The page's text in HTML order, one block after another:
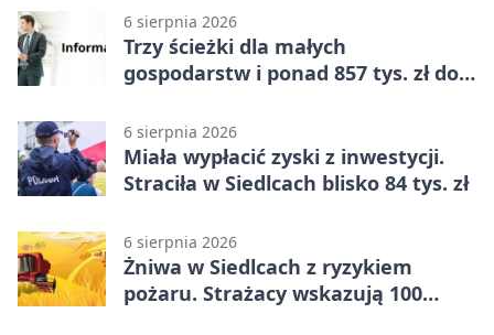
6 sierpnia 2026
Trzy ścieżki dla małych
gospodarstw i ponad 857 tys. zł do
6 sierpnia 2026
Miała wypłacić zyski z inwestycji.
Straciła w Siedlcach blisko 84 tys. zł
6 sierpnia 2026
Żniwa w Siedlcach z ryzykiem
pożaru. Strażacy wskazują 100